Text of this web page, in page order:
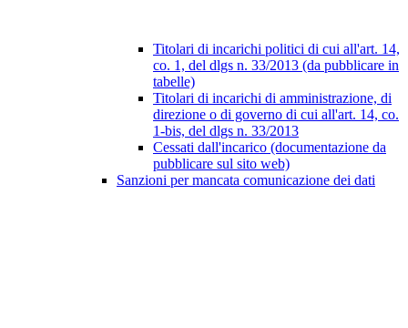
Titolari di incarichi politici di cui all'art. 14,
co. 1, del dlgs n. 33/2013 (da pubblicare in
tabelle)
Titolari di incarichi di amministrazione, di
direzione o di governo di cui all'art. 14, co.
1-bis, del dlgs n. 33/2013
Cessati dall'incarico (documentazione da
pubblicare sul sito web)
Sanzioni per mancata comunicazione dei dati